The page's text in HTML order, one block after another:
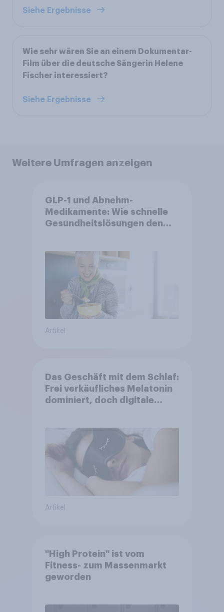
Siehe Ergebnisse
Wie sehr wären Sie an einem Dokumentar-
Film über die deutsche Sängerin Helene
Fischer interessiert?
Siehe Ergebnisse
Weitere Umfragen anzeigen
GLP-1 und Abnehm-
Medikamente: Wie schnelle
Gesundheitslösungen den
Artikel
Das Geschäft mit dem Schlaf:
Frei verkäufliches Melatonin
dominiert, doch digitale
Artikel
"High Protein" ist vom
Fitness- zum Massenmarkt
geworden